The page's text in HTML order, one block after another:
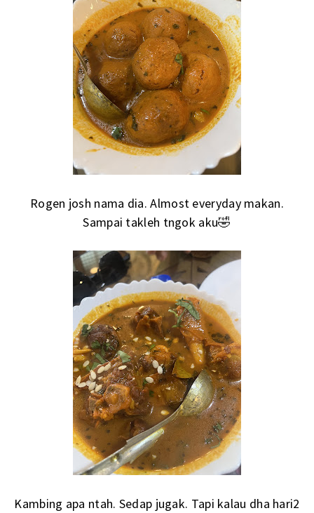
Rogen josh nama dia. Almost everyday makan.
Sampai takleh tngok aku🤣
Kambing apa ntah. Sedap jugak. Tapi kalau dha hari2